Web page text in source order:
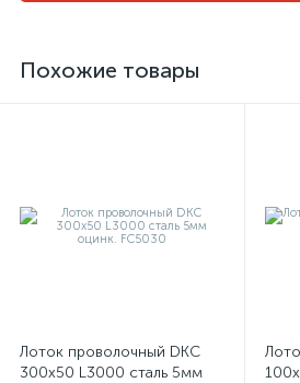
Похожие товары
Лоток проволочный DKC
300х50 L3000 сталь 5мм